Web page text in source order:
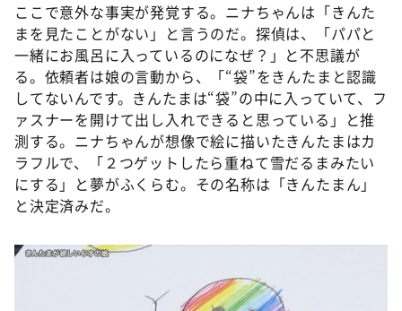
ここで意外な事実が発覚する。ニナちゃんは「きんた
まを見たことがない」と言うのだ。探偵は、「パパと
一緒にお風呂に入っているのになぜ？」と不思議が
る。依頼者は娘の言動から、「“袋”をきんたまと認識
してないんです。きんたまは“袋”の中に入っていて、フ
ァスナーを開けて出し入れできると思っている」と推
測する。ニナちゃんが想像で絵に描いたきんたまはカ
ラフルで、「２つゲットしたら重ねて雪だるまみたい
にする」と夢がふくらむ。その名称は「きんたまん」
と決定済みだ。